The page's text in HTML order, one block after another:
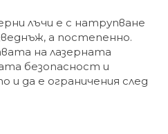
лъчи е с натрупване
а постепенно.
на лазерната
безопасност и
и да е ограничения след